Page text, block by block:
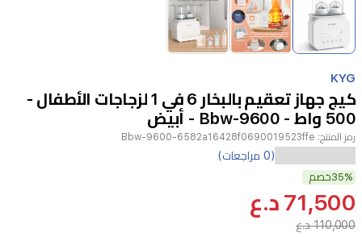
of
1
of
3
KYG
كيج جهاز تعقيم بالبخار 6 في 1 لزجاجات الأطفال -
500 واط - Bbw-9600 - أبيض
رمز المنتج: Bbw-9600-6582a16428f0690019523ffe
جهاز
التعقيم
بالبخار
(0 مراجعات)
35%خصم
71,500 د.ع
110,000 د.ع